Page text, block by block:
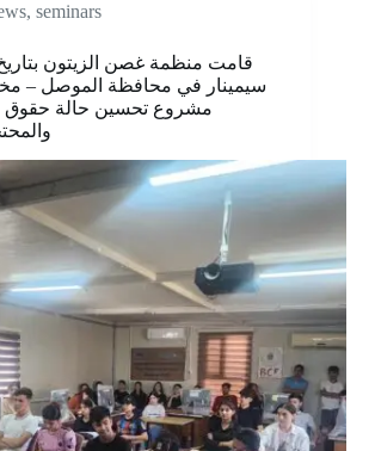
, seminars
سيمينار في محافظة الموصل –
مشروع تحسين حالة حقوق